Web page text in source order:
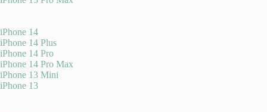
iPhone 14
iPhone 14 Plus
iPhone 14 Pro
iPhone 14 Pro Max
iPhone 13 Mini
iPhone 13